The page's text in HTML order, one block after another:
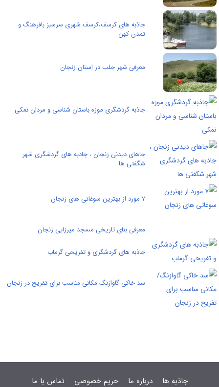
جاذبه های کرسف،کرسف شهری سرسبز بافرهنگ و
تمدن کهن
معرفی شهر حلب در استان زنجان
جاذبه گردشگری موزه باستان شناسی و مردان نمکی
جاهای دیدنی زنجان ، جاذبه های گردشگری شهر
شگفتی ها
۷ مورد از بهترین سوغاتی های زنجان
معرفی بنای تاریخی مسجد میرزایی زنجان
جاذبه های گردشگری و تفریحی گرماب
سد خاکی گاوازنگ مکانی مناسب برای تفریح در زنجان
جاذبه ها درباره ما حریم خصوصی تماس با ما